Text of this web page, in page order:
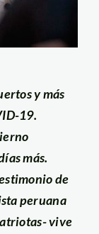
y más
19.
más.
de
peruana
vive